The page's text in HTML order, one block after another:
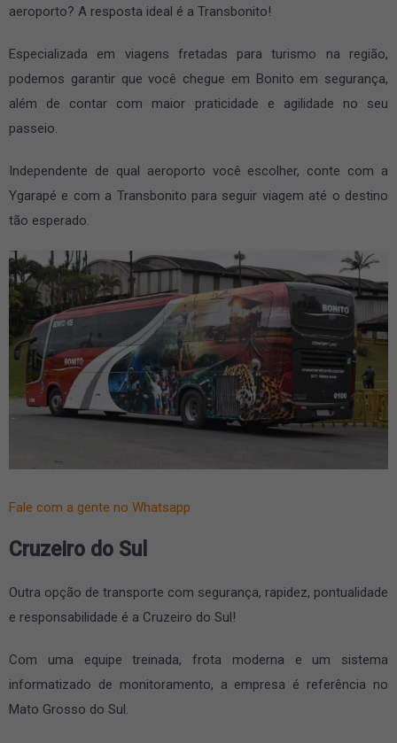
aeroporto? A resposta ideal é a Transbonito!
Especializada em viagens fretadas para turismo na região,
podemos garantir que você chegue em Bonito em segurança,
além de contar com maior praticidade e agilidade no seu
passeio.
Independente de qual aeroporto você escolher, conte com a
Ygarapé e com a Transbonito para seguir viagem até o destino
tão esperado.
Fale com a gente no Whatsapp
Cruzeiro do Sul
Outra opção de transporte com segurança, rapidez, pontualidade
e responsabilidade é a Cruzeiro do Sul!
Com uma equipe treinada, frota moderna e um sistema
informatizado de monitoramento, a empresa é referência no
Mato Grosso do Sul.